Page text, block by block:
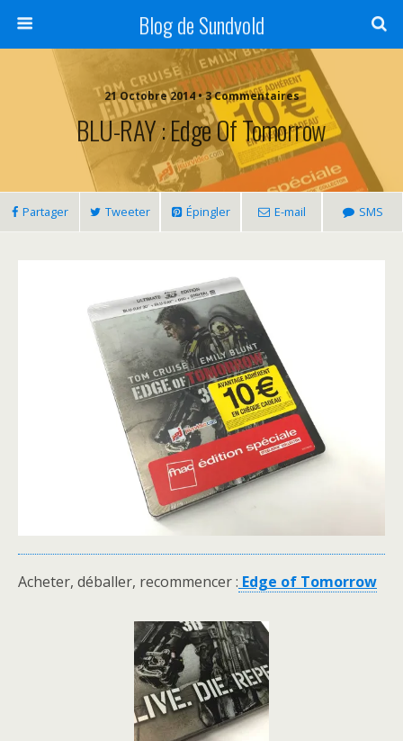
Blog de Sundvold
21 Octobre 2014 • 3 Commentaires
BLU-RAY : Edge Of Tomorrow
Partager Tweeter Épingler E-mail SMS
Acheter, déballer, recommencer : Edge of Tomorrow